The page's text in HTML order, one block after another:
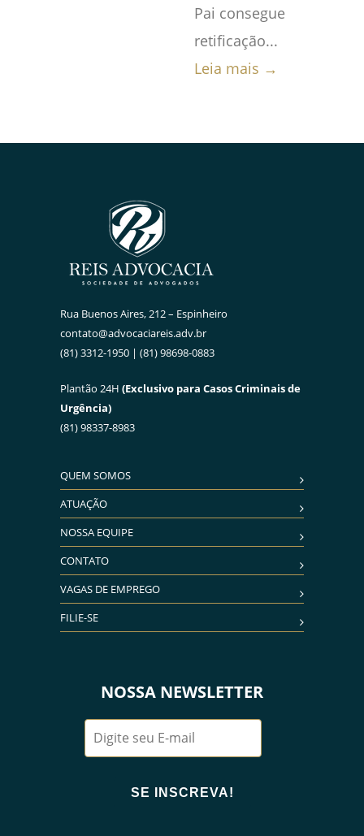
Pai consegue
retificação...
Leia mais →
Rua Buenos Aires, 212 – Espinheiro
contato@advocaciareis.adv.br
(81) 3312-1950 | (81) 98698-0883
Plantão 24H (Exclusivo para Casos Criminais de
Urgência)
(81) 98337-8983
QUEM SOMOS
ATUAÇÃO
NOSSA EQUIPE
CONTATO
VAGAS DE EMPREGO
FILIE-SE
NOSSA NEWSLETTER